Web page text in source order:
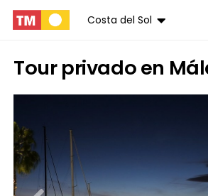
Costa del Sol
Tour privado en